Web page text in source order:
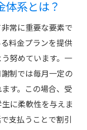
る
管理する
で自分に合った
ンを利用する
を探る
習塾選びの秘訣
体系とは？
常に重要な要素で
料金プランを提供
努めています。一
制では毎月一定の
す。この場合、受
に柔軟性を与えま
支払うことで割引